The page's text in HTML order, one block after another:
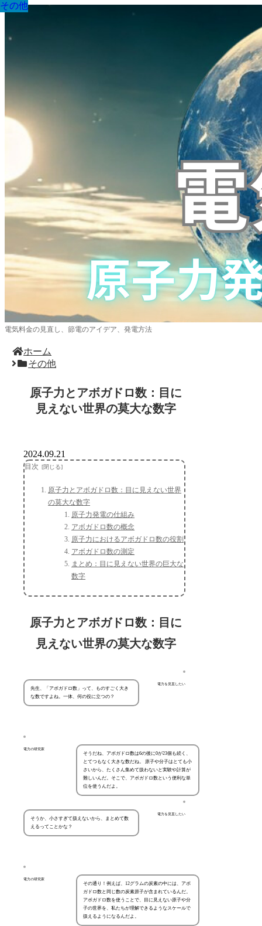
電気料金の見直し、節電のアイデア、発電方法
ホーム
その他
原子力とアボガドロ数：目に
見えない世界の莫大な数字
その他
2024.09.21
目次
原子力とアボガドロ数：目に見えない世界
の莫大な数字
原子力発電の仕組み
アボガドロ数の概念
原子力におけるアボガドロ数の役割
アボガドロ数の測定
まとめ：目に見えない世界の巨大な
数字
原子力とアボガドロ数：目に
見えない世界の莫大な数字
電力を見直したい
先生、「アボガドロ数」って、ものすごく大き
な数ですよね。一体、何の役に立つの？
電力の研究家
そうだね、アボガドロ数は6の後に0が23個も続く、
とてつもなく大きな数だね。 原子や分子はとても小
さいから、たくさん集めて扱わないと実験や計算が
難しいんだ。そこで、アボガドロ数という便利な単
位を使うんだよ。
電力を見直したい
そうか、小さすぎて扱えないから、まとめて数
えるってことかな？
電力の研究家
その通り！例えば、12グラムの炭素の中には、アボ
ガドロ数と同じ数の炭素原子が含まれているんだ。
アボガドロ数を使うことで、目に見えない原子や分
子の世界を、私たちが理解できるようなスケールで
扱えるようになるんだよ。
その他
その他
その他
その他
その他
その他
その他
その他